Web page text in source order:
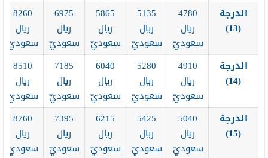
الدرجة
(13
)
4780
ريال
سعوديّ
5135
ريال
سعوديّ
5865
ريال
سعوديّ
6975
ريال
سعوديّ
8260
ريال
سعوديّ
الدرجة
(14
)
4910
ريال
سعوديّ
5280
ريال
سعوديّ
6040
ريال
سعوديّ
7185
ريال
سعوديّ
8510
ريال
سعوديّ
الدرجة
(15
)
5040
ريال
سعوديّ
5425
ريال
سعوديّ
6215
ريال
سعوديّ
7395
ريال
سعوديّ
8760
ريال
سعوديّ